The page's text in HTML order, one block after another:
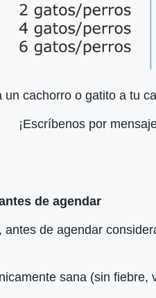
un cachorro o gatito a tu
¡Escríbenos por
de agendar
de agendar
sana (sin